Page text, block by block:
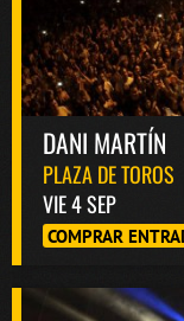
DANI MARTÍN
PLAZA DE TOROS
VIE 4 SEP
COMPRAR